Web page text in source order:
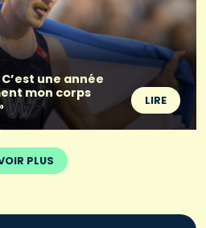
une année
mon corps
LIRE
PLUS